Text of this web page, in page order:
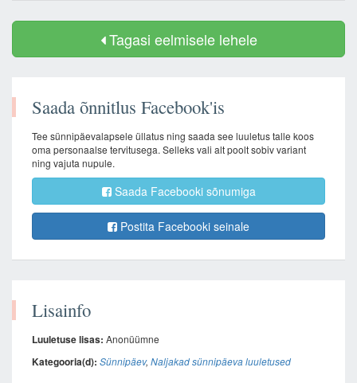
Tagasi eelmisele lehele
Saada õnnitlus Facebook'is
Tee sünnipäevalapsele üllatus ning saada see luuletus talle koos
oma personaalse tervitusega. Selleks vali alt poolt sobiv variant
ning vajuta nupule.
Saada Facebooki sõnumiga
Postita Facebooki seinale
Lisainfo
Luuletuse lisas: Anonüümne
Kategooria(d): Sünnipäev, Naljakad sünnipäeva luuletused